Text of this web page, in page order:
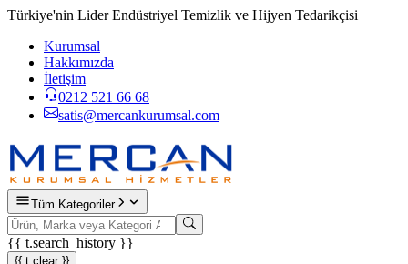
Türkiye'nin Lider Endüstriyel Temizlik ve Hijyen Tedarikçisi
Kurumsal
Hakkımızda
İletişim
0212 521 66 68
satis@mercankurumsal.com
Tüm Kategoriler
{{ t.search_history }}
{{ t.clear }}